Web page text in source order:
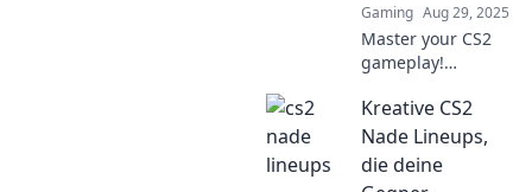
Gaming Aug 29, 2025
Master your CS2
gameplay!
ultimate nade
lineups that will
elevate your
strategy and
Kreative CS2
Nade Lineups,
die deine